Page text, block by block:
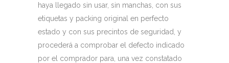
haya llegado sin usar, sin manchas, con sus
etiquetas y packing original en perfecto
estado y con sus precintos de seguridad, y
procederá a comprobar el defecto indicado
por el comprador para, una vez constatado